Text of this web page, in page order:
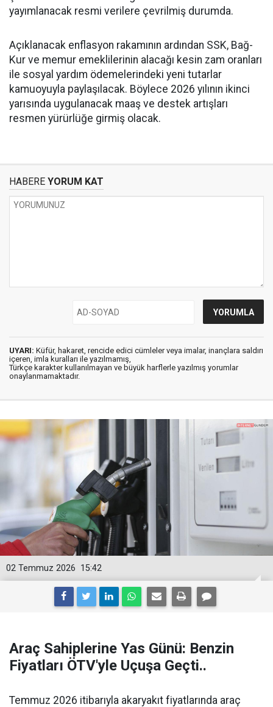
yayımlanacak resmi verilere çevrilmiş durumda.
Açıklanacak enflasyon rakamının ardından SSK, Bağ-
Kur ve memur emeklilerinin alacağı kesin zam oranları
ile sosyal yardım ödemelerindeki yeni tutarlar
kamuoyuyla paylaşılacak. Böylece 2026 yılının ikinci
yarısında uygulanacak maaş ve destek artışları
resmen yürürlüğe girmiş olacak.
HABERE YORUM KAT
UYARI: Küfür, hakaret, rencide edici cümleler veya imalar, inançlara saldırı
içeren, imla kuralları ile yazılmamış,
Türkçe karakter kullanılmayan ve büyük harflerle yazılmış yorumlar
onaylanmamaktadır.
15:42
02 Temmuz 2026
Araç Sahiplerine Yas Günü: Benzin
Fiyatları ÖTV'yle Uçuşa Geçti..
Temmuz 2026 itibarıyla akaryakıt fiyatlarında araç